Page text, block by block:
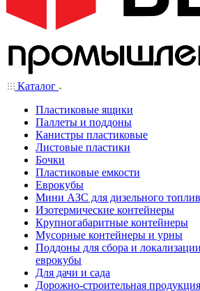
Каталог
Пластиковые ящики
Паллеты и поддоны
Канистры пластиковые
Листовые пластики
Бочки
Пластиковые емкости
Еврокубы
Мини АЗС для дизельного
Изотермические контейнеры
Крупногабаритные контейнеры
Мусорные контейнеры и урны
Поддоны для сбора и
еврокубы
Для дачи и сада
Дорожно-строительная продукция